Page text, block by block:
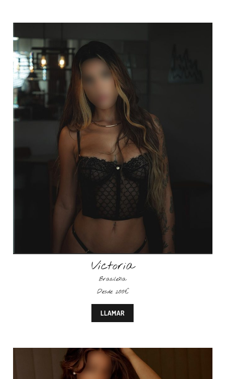
Victoria
Brasileña
Desde 200€
LLAMAR